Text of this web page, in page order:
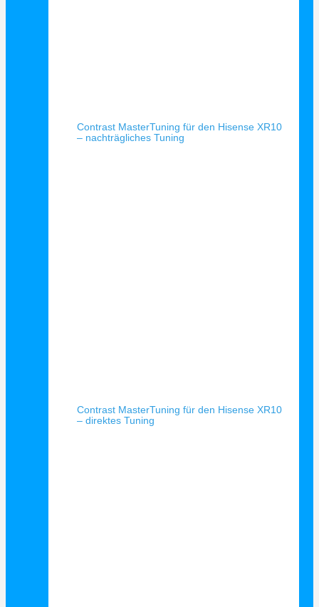
Contrast MasterTuning für den Hisense XR10
– nachträgliches Tuning
Contrast MasterTuning für den Hisense XR10
– direktes Tuning